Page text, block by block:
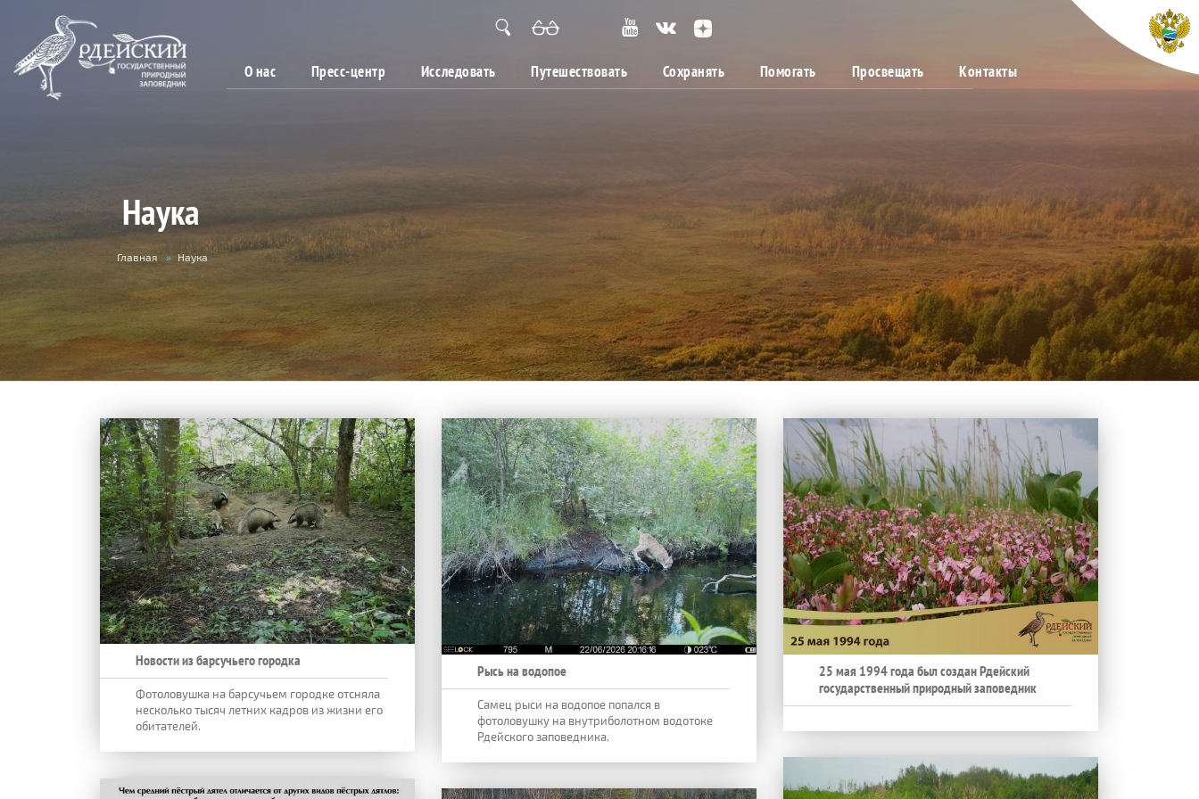
О нас Пресс-центр Исследовать Путешествовать Сохранять Помогать Просвещать Контакты
Наука
Вы
здесь
Главная » Наука
Новости из барсучьего городка
Фотоловушка на барсучьем городке отсняла
несколько тысяч летних кадров из жизни его
обитателей.
Рысь на водопое
Самец рыси на водопое попался в
фотоловушку на внутриболотном водотоке
Рдейского заповедника.
25 мая 1994 года был создан Рдейский
государственный природный заповедник